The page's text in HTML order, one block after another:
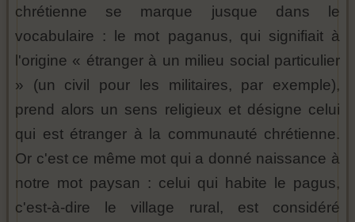
chrétienne se marque jusque dans le
vocabulaire : le mot paganus, qui signifiait à
l'origine « étranger à un milieu social particulier
» (un civil pour les militaires, par exemple),
prend alors un sens religieux et désigne celui
qui est étranger à la communauté chrétienne.
Or c'est ce même mot qui a donné naissance à
notre mot paysan : celui qui habite le pagus,
c'est-à-dire le village rural, est considéré